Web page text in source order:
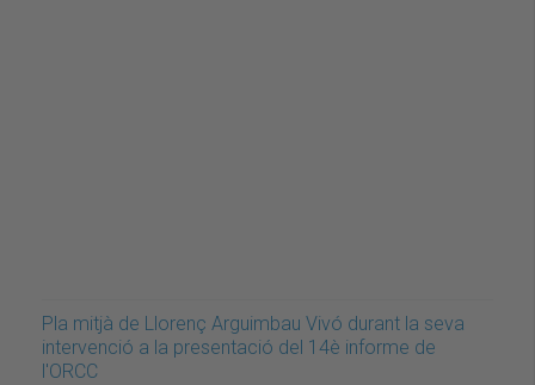
Pla mitjà de Llorenç Arguimbau Vivó durant la seva
intervenció a la presentació del 14è informe de
l'ORCC